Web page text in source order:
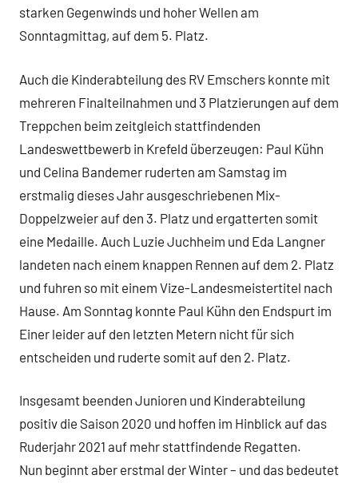
starken Gegenwinds und hoher Wellen am
Sonntagmittag, auf dem 5. Platz.
Auch die Kinderabteilung des RV Emschers konnte mit
mehreren Finalteilnahmen und 3 Platzierungen auf dem
Treppchen beim zeitgleich stattfindenden
Landeswettbewerb in Krefeld überzeugen: Paul Kühn
und Celina Bandemer ruderten am Samstag im
erstmalig dieses Jahr ausgeschriebenen Mix-
Doppelzweier auf den 3. Platz und ergatterten somit
eine Medaille. Auch Luzie Juchheim und Eda Langner
landeten nach einem knappen Rennen auf dem 2. Platz
und fuhren so mit einem Vize-Landesmeistertitel nach
Hause. Am Sonntag konnte Paul Kühn den Endspurt im
Einer leider auf den letzten Metern nicht für sich
entscheiden und ruderte somit auf den 2. Platz.
Insgesamt beenden Junioren und Kinderabteilung
positiv die Saison 2020 und hoffen im Hinblick auf das
Ruderjahr 2021 auf mehr stattfindende Regatten.
Nun beginnt aber erstmal der Winter – und das bedeutet